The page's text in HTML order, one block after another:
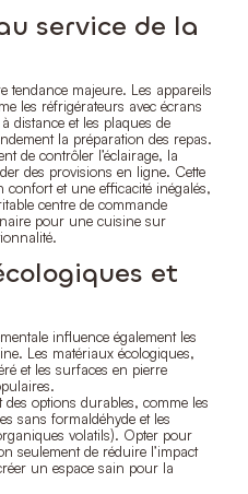
service de la
tendance majeure. Les appareils
les réfrigérateurs avec écrans
distance et les plaques de
la préparation des repas.
de contrôler l’éclairage, la
des provisions en ligne. Cette
et une efficacité inégalés,
centre de commande
pour une cuisine sur
et
influence également les
Les matériaux écologiques,
et les surfaces en pierre
options durables, comme les
sans formaldéhyde et les
volatils). Opter pour
seulement de réduire l’impact
un espace sain pour la